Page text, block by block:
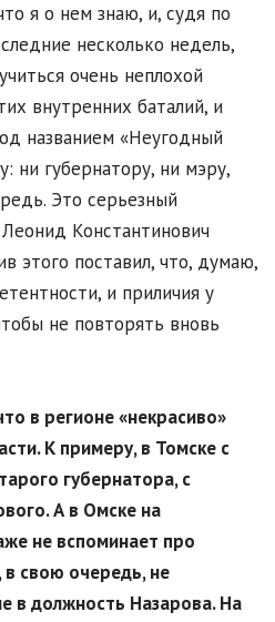
я о нем знаю, и, судя по
несколько недель,
очень неплохой
внутренних баталий, и
названием «Неугодный
ни губернатору, ни мэру,
Это серьезный
Константинович
этого поставил, что, думаю,
и приличия у
не повторять вновь
в регионе «некрасиво»
К примеру, в Томске с
губернатора, с
А в Омске на
не вспоминает про
свою очередь, не
в должность Назарова. На